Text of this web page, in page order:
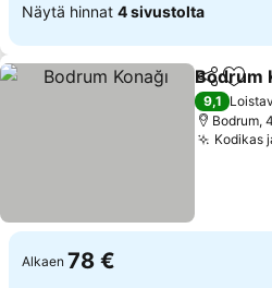
Näytä hinnat 4 sivustolta
Jaa
Bodrum
9,1
Bodrum,
Kodikas
Alkaen 78 €